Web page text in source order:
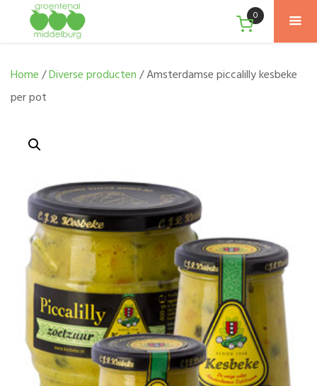
0
Home/Diverse producten/ Amsterdamse piccalilly kesbeke
per pot